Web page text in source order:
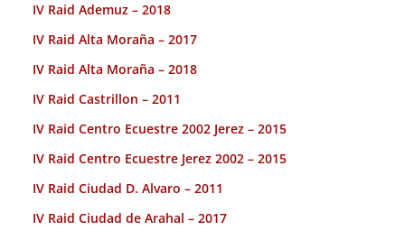
IV Raid Ademuz – 2018
IV Raid Alta Moraña – 2017
IV Raid Alta Moraña – 2018
IV Raid Castrillon – 2011
IV Raid Centro Ecuestre 2002 Jerez – 2015
IV Raid Centro Ecuestre Jerez 2002 – 2015
IV Raid Ciudad D. Alvaro – 2011
IV Raid Ciudad de Arahal – 2017